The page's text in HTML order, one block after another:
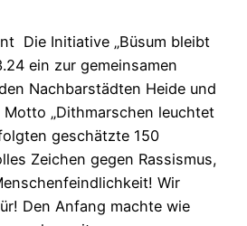
Die Initiative „Büsum bleibt
ein zur gemeinsamen
Nachbarstädten Heide und
„Dithmarschen leuchtet
geschätzte 150
Zeichen gegen Rassismus,
Wir
Den Anfang machte wie